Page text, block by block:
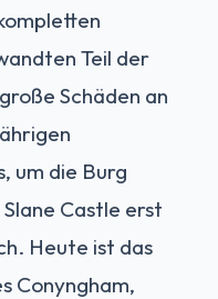
Teil der
Schäden an
um die Burg
Castle erst
Heute ist das
Conyngham,